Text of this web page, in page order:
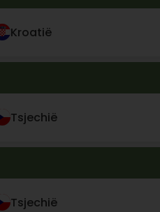
Kroatië
Tsjechië
Tsjechië